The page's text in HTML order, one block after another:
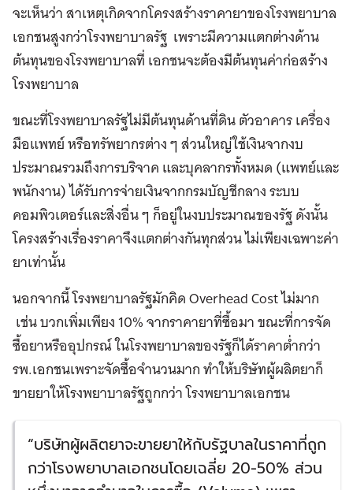
จะเห็นว่า สาเหตุเกิดจากโครงสร้างราคายาของโรงพยาบาล
เอกชนสูงกว่าโรงพยาบาลรัฐ เพราะมีความแตกต่างด้าน
ต้นทุนของโรงพยาบาลที่ เอกชนจะต้องมีต้นทุนค่าก่อสร้าง
โรงพยาบาล
ขณะที่โรงพยาบาลรัฐไม่มีต้นทุนด้านที่ดิน ตัวอาคาร เครื่อง
มือแพทย์ หรือทรัพยากรต่าง ๆ ส่วนใหญ่ใช้เงินจากงบ
ประมาณรวมถึงการบริจาค และบุคลากรทั้งหมด (แพทย์และ
พนักงาน) ได้รับการจ่ายเงินจากกรมบัญชีกลาง ระบบ
คอมพิวเตอร์และสิ่งอื่น ๆ ก็อยู่ในงบประมาณของรัฐ ดังนั้น
โครงสร้างเรื่องราคาจึงแตกต่างกันทุกส่วน ไม่เพียงเฉพาะค่า
ยาเท่านั้น
นอกจากนี้ โรงพยาบาลรัฐมักคิด Overhead Cost ไม่มาก
เช่น บวกเพิ่มเพียง 10% จากราคายาที่ซื้อมา ขณะที่การจัด
ซื้อยาหรืออุปกรณ์ ในโรงพยาบาลของรัฐก็ได้ราคาต่ำกว่า
รพ.เอกชนเพราะจัดซื้อจำนวนมาก ทำให้บริษัทผู้ผลิตยาก็
ขายยาให้โรงพยาบาลรัฐถูกกว่า โรงพยาบาลเอกชน
“บริษัทผู้ผลิตยาจะขายยาให้กับรัฐบาลในราคาที่ถูก
กว่าโรงพยาบาลเอกชนโดยเฉลี่ย 20-50% ส่วน